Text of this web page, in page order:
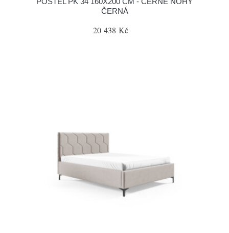
ČERNÁ
20 438 Kč